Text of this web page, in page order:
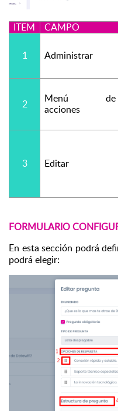
ITEM CAMPO
1 Administrar
2
Menú de
acciones
3 Editar
FORMULARIO
En esta sección podrá
podrá elegir: